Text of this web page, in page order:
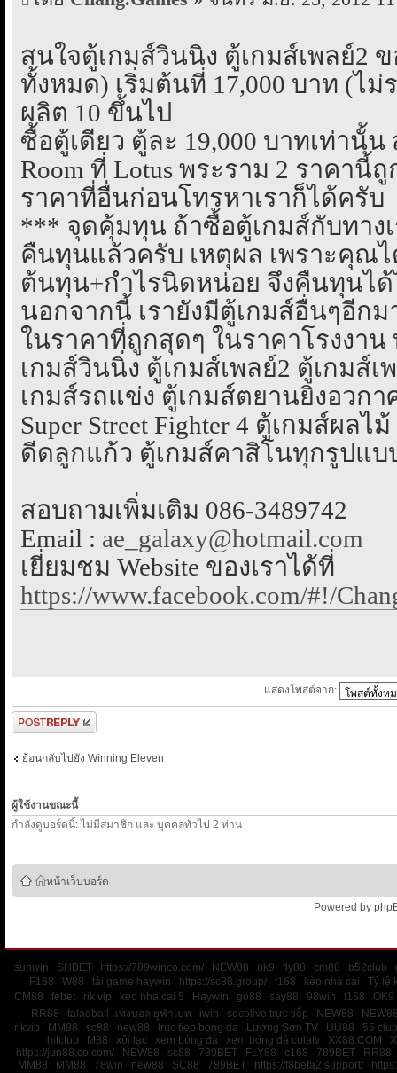
สนใจตู้เกมส์วินนิ่ง ตู้เกมส์เพลย์2
ทั้งหมด) เริ่มต้นที่ 17,000 บาท (ไ
ผลิต 10 ขึ้นไป
ซื้อตู้เดียว ตู้ละ 19,000 บาทเท่านั้
Room ที่ Lotus พระราม 2 ราคานี้
ราคาที่อื่นก่อนโทรหาเราก็ได้ครับ
*** จุดคุ้มทุน ถ้าซื้อตู้เกมส์กับทาง
คืนทุนแล้วครับ เหตุผล เพราะคุณ
ต้นทุน+กำไรนิดหน่อย จึงคืนทุนไ
นอกจากนี้ เรายังมีตู้เกมส์อื่นๆอีก
ในราคาที่ถูกสุดๆ ในราคาโรงงาน
เกมส์วินนิ่ง ตู้เกมส์เพลย์2 ตู้เกมส์
เกมส์รถแข่ง ตู้เกมส์ตยานยิงอวกา
Super Street Fighter 4 ตู้เกมส์ผล
ดีดลูกแก้ว ตู้เกมส์คาสิโนทุกรูปแ
สอบถามเพิ่มเติม 086-3489742
Email : ae_galaxy@hotmail.com
เยี่ยมชม Website ของเราได้ที่
https://www.facebook.com/#!/
แสดงโพสต์จาก:
ตอบกระทู้
ย้อนกลับไปยัง Winning Eleven
ผู้ใช้งานขณะนี้
กำลังดูบอร์ดนี้: ไม่มีสมาชิก และ บุคคลทั่วไป 2 ท่าน
หน้าเว็บบอร์ด
Powered by
sunwin SHBET https://789winco.com/ NEW88 ok9 fly88 cm88 b52club
F168
W88 tải game haywin https://sc88.group/ f168 kèo nhà cái
Tỷ lệ
CM88
febet rik vip keo nha cai 5 Haywin go88 say88 98win f168
OK9
RR88
taladball แทงบอล ยูฟ่าเบท iwin socolive trực tiếp NEW88
rikvip
MM88 sc88 new88 truc tiep bong da Lương Sơn TV UU88
55 club
hitclub
M88 xôi lạc xem bóng đá xem bóng đá colatv XX88.COM
https://jun88.co.com/
NEW88 sc88 789BET FLY88 c168 789BET
RR88
MM88
MM88 78win new88 SC88 789BET https://f8beta2.support/